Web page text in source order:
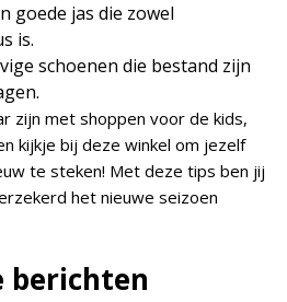
goede jas die zowel
is.
schoenen die bestand zijn
zijn met shoppen voor de kids,
kijkje bij deze winkel om jezelf
te steken! Met deze tips ben jij
het nieuwe seizoen
berichten